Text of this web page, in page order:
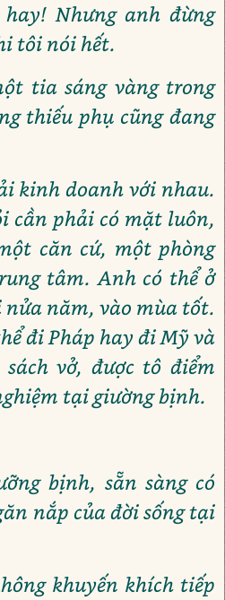
Nhưng anh đừng
tôi nói hết.
tia sáng vàng trong
thiếu phụ cũng đang
kinh doanh với nhau.
cần phải có mặt luôn,
căn cứ, một phòng
tâm. Anh có thể ở
năm, vào mùa tốt.
đi Pháp hay đi Mỹ và
vở, được tô điểm
tại giường bịnh.
bịnh, sẵn sàng có
nắp của đời sống tại
khuyến khích tiếp